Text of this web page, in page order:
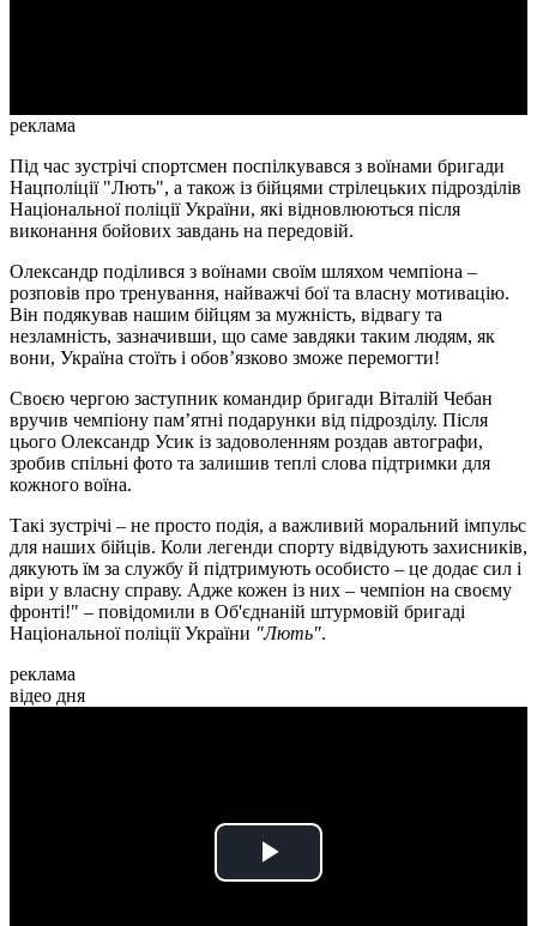
реклама
Під час зустрічі спортсмен поспілкувався з воїнами бригади
Нацполіції "Лють", а також із бійцями стрілецьких підрозділів
Національної поліції України, які відновлюються після
виконання бойових завдань на передовій.
Олександр поділився з воїнами своїм шляхом чемпіона –
розповів про тренування, найважчі бої та власну мотивацію.
Він подякував нашим бійцям за мужність, відвагу та
незламність, зазначивши, що саме завдяки таким людям, як
вони, Україна стоїть і обов’язково зможе перемогти!
Своєю чергою заступник командир бригади Віталій Чебан
вручив чемпіону пам’ятні подарунки від підрозділу. Після
цього Олександр Усик із задоволенням роздав автографи,
зробив спільні фото та залишив теплі слова підтримки для
кожного воїна.
Такі зустрічі – не просто подія, а важливий моральний імпульс
для наших бійців. Коли легенди спорту відвідують захисників,
дякують їм за службу й підтримують особисто – це додає сил і
віри у власну справу. Адже кожен із них – чемпіон на своєму
фронті!" – повідомили в Об'єднаній штурмовій бригаді
Національної поліції України "Лють".
реклама
відео дня
Play